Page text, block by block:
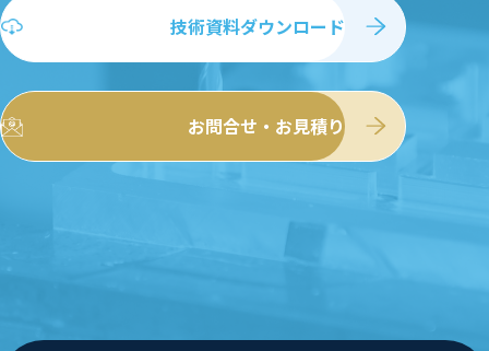
技術資料ダウンロード
お問合せ・お見積り